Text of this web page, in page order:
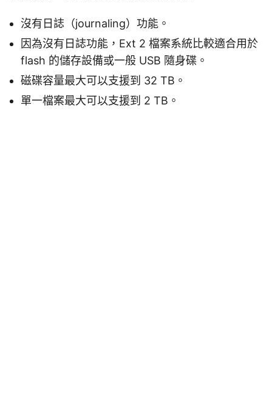
沒有日誌（journaling）功能。
因為沒有日誌功能，Ext 2 檔案系統比較適合用於
flash 的儲存設備或一般 USB 隨身碟。
磁碟容量最大可以支援到 32 TB。
單一檔案最大可以支援到 2 TB。